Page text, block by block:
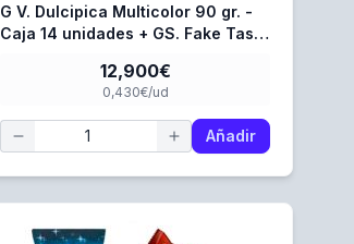
G V. Dulcipica Multicolor 90 gr. -
Caja 14 unidades + GS. Fake Taste
12,900€
0,430€/ud
Añadir